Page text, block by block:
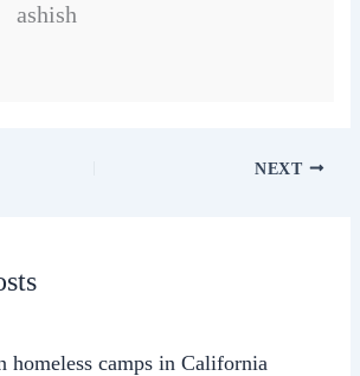
ashish
NEXT
homeless camps in California